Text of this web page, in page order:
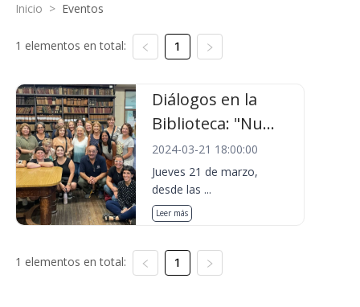
Inicio > Eventos
1 elementos en total: 1
Diálogos en la
Biblioteca: "Nu...
2024-03-21 18:00:00
Jueves 21 de marzo,
desde las ...
Leer más
1 elementos en total: 1